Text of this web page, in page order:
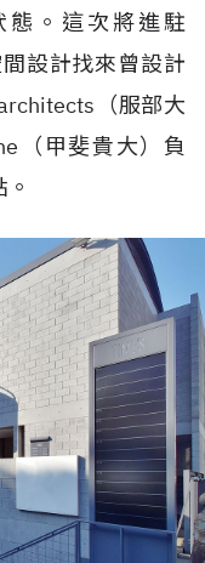
態。這次將進駐
設計找來曾設計
（服部大
（甲斐貴大）負